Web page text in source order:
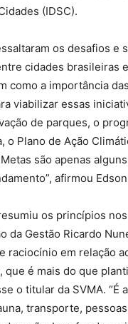
(IDSC).
os desafios e
cidades brasileiras
como a importância
viabilizar essas
de parques, o
o Plano de Ação
são apenas
afirmou
os princípios
da Gestão Ricardo
raciocínio em relação
que é mais do que
o titular da SVMA. “É
transporte,